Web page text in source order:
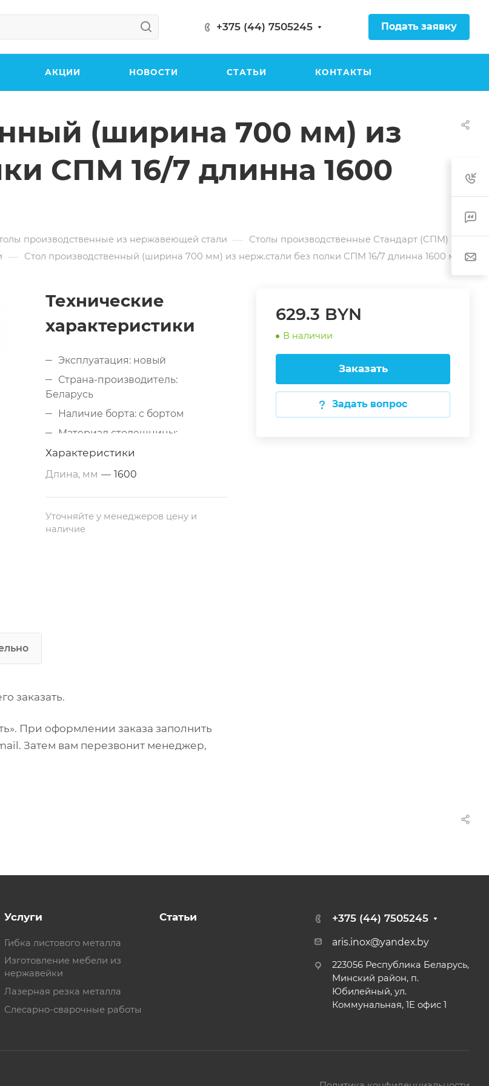
+375 (44) 7505245 Подать заявку
АКЦИИ НОВОСТИ СТАТЬИ КОНТАКТЫ
(ширина 700 мм) из
СПМ 16/7 длинна 1600
производственные из нержавеющей стали — Столы производственные Стандарт (СПМ)
— Стол производственный (ширина 700 мм) из нерж.стали без полки СПМ 16/7 длинна 1600 мм
629.3 BYN
В наличии
Заказать
Задать вопрос
Технические
характеристики
Эксплуатация: новый
Страна-производитель:
Беларусь
Наличие борта: с бортом
Материал столешницы:
металлический (нержавеющая
сталь AISI 430)
Дополнительные свойства: из
нержавеющей стали
Размеры: 1600х700х850 мм
Тип по назначению:
Характеристики
Длина, мм — 1600
Уточняйте у менеджеров цену и
наличие
заказать.
При оформлении заказа заполнить
Затем вам перезвонит менеджер,
Услуги
Гибка листового металла
Изготовление мебели из
нержавейки
Лазерная резка металла
Слесарно-сварочные работы
Статьи +375 (44) 7505245
aris.inox@yandex.by
223056 Республика Беларусь,
Минский район, п.
Юбилейный, ул.
Коммунальная, 1Е офис 1